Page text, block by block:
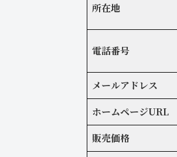
所在地
電話番号
メールアドレス
ホームページURL
販売価格